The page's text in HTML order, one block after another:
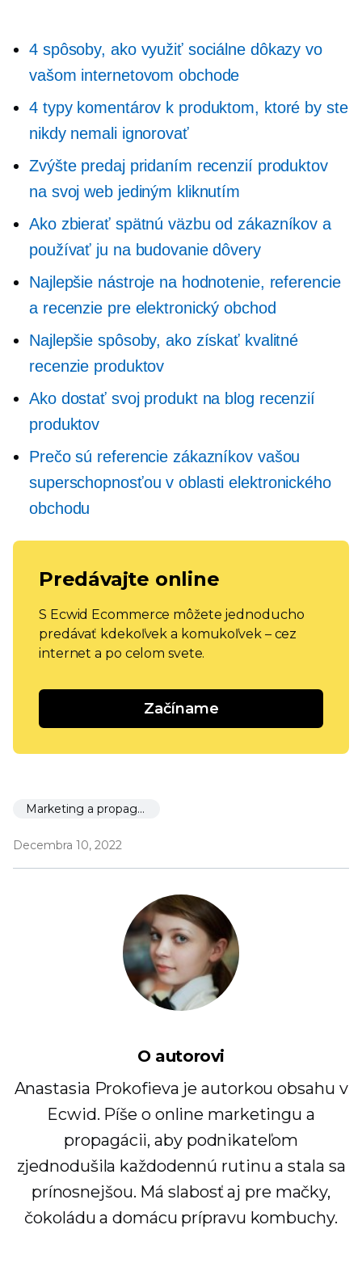
4 spôsoby, ako využiť sociálne dôkazy vo
vašom internetovom obchode
4 typy komentárov k produktom, ktoré by ste
nikdy nemali ignorovať
Zvýšte predaj pridaním recenzií produktov
na svoj web jediným kliknutím
Ako zbierať spätnú väzbu od zákazníkov a
používať ju na budovanie dôvery
Najlepšie nástroje na hodnotenie, referencie
a recenzie pre elektronický obchod
Najlepšie spôsoby, ako získať kvalitné
recenzie produktov
Ako dostať svoj produkt na blog recenzií
produktov
Prečo sú referencie zákazníkov vašou
superschopnosťou v oblasti elektronického
obchodu
Predávajte online
S Ecwid Ecommerce môžete jednoducho
predávať kdekoľvek a komukoľvek – cez
internet a po celom svete.
Začíname
Marketing a propagácia
Decembra 10, 2022
O autorovi
Anastasia Prokofieva je autorkou obsahu v
Ecwid. Píše o online marketingu a
propagácii, aby podnikateľom
zjednodušila každodennú rutinu a stala sa
prínosnejšou. Má slabosť aj pre mačky,
čokoládu a domácu prípravu kombuchy.